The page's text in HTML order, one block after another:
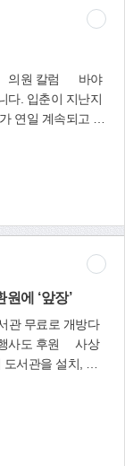
다. 입춘이 지난지
연일 계속되고 있
뜻한 새봄이 오기
은 것은 아름다
말처럼 지금은 춥
를 소망해 봅니다.
지는 참으로 중요
라는 것은 어찌 보
것으로 보입니다.
야 뗄 수 없는 불가
서 이 시대를 함
높은 시민정신
살피는 혜안을 가
으로 생각합니다.
닌가 생각합니다.
에 ‘앞장’
사도 후원 사상
서관을 설치, 지
청, 국내 관광을
최근 도시철도 냉